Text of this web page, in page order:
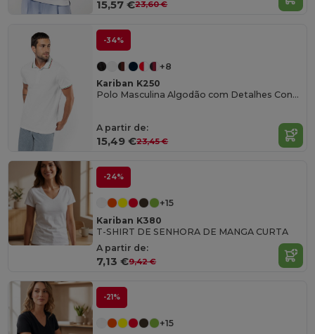
15,57 €23,60 €
-34%
+8
Kariban K250
Polo Masculina Algodão com Detalhes Contrastantes
A partir de:
15,49 €23,45 €
-24%
+15
Kariban K380
T-SHIRT DE SENHORA DE MANGA CURTA
A partir de:
7,13 €9,42 €
-21%
+15